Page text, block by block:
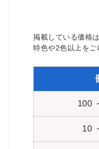
掲載している価格
特色や2色以上をご
100
10